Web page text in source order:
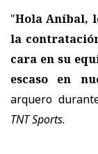
"Hola Aníbal,
la
cara en su
escaso en
arquero
TNT Sports.